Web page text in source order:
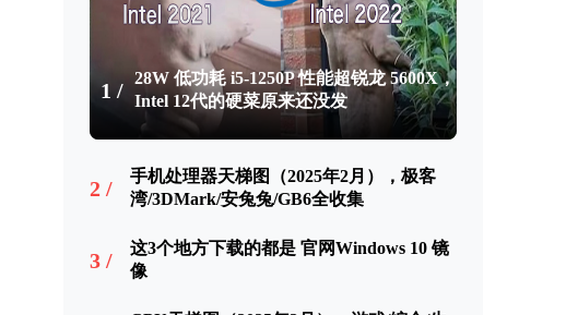
1 /
28W 低功耗 i5-1250P 性能超锐龙 5600X，
Intel 12代的硬菜原来还没发
2 /
手机处理器天梯图（2025年2月），极客
湾/3DMark/安兔兔/GB6全收集
3 /
这3个地方下载的都是 官网Windows 10 镜
像